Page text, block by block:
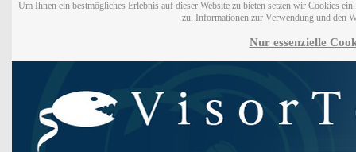
Um Ihnen ein bestmögliches Erlebnis auf dieser Website zu bieten setzen wir Cookies
zu. Informationen zur Verwendung und den
Nur essenzielle